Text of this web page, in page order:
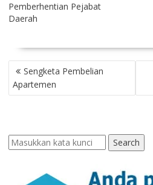
Pemberhentian Pejabat
Daerah
POST
NAVIGATION
Sengketa Pembelian
Apartemen
Search